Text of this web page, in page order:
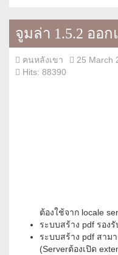
จูมล่า 1.5.2 ออ
ฅนหลังเขา
25 March
Hits: 88390
ต้องใช้จาก locale
ระบบสร้าง pdf รอง
ระบบสร้าง pdf สาม
(Serverต้องเปิด